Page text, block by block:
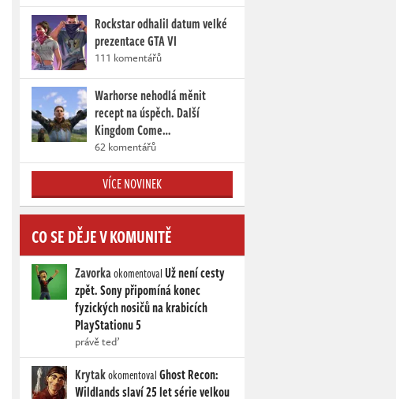
Rockstar odhalil datum velké
prezentace GTA VI
111 komentářů
Warhorse nehodlá měnit
recept na úspěch. Další
Kingdom Come…
62 komentářů
VÍCE NOVINEK
CO SE DĚJE V KOMUNITĚ
ZavorkaokomentovalUž není cesty
zpět. Sony připomíná konec
fyzických nosičů na krabicích
PlayStationu 5
právě teď
KrytakokomentovalGhost Recon:
Wildlands slaví 25 let série velkou